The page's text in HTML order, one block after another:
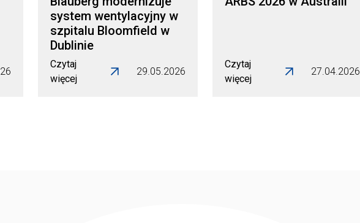
system wentylacyjny w
szpitalu Bloomfield w
Dublinie
Czytaj
więcej
29.05.2026
Czytaj
więcej
27.04.2026